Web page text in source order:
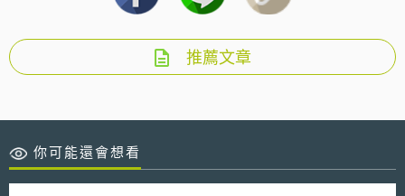
推薦文章
你可能還會想看